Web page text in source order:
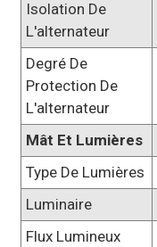
Isolation De
L'alternateur
Degré De
Protection De
L'alternateur
Mât Et Lumières
Type De Lumières
Luminaire
Flux Lumineux